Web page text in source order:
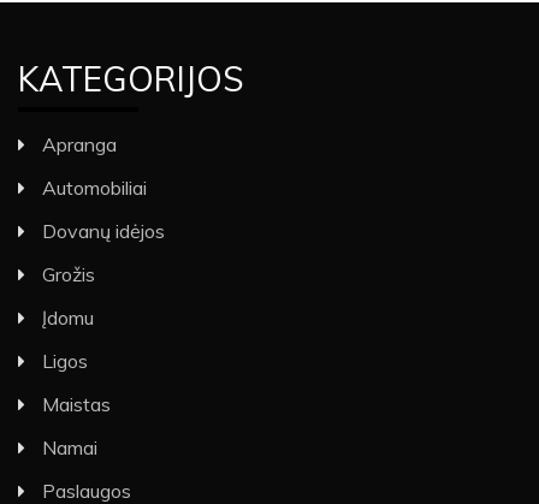
KATEGORIJOS
Apranga
Automobiliai
Dovanų idėjos
Grožis
Įdomu
Ligos
Maistas
Namai
Paslaugos